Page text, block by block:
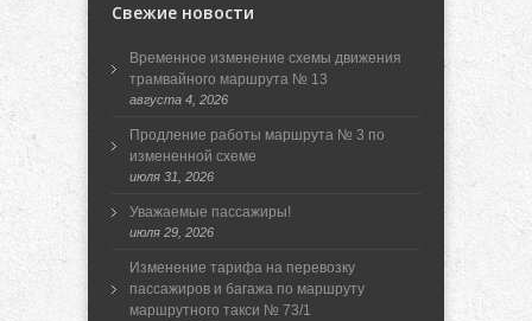
Свежие новости
Временное изменение схемы движения
трамвайного маршрута № 13
августа 4, 2026
Продление работы маршрута № 3 по
измененной схеме
июля 31, 2026
Уважаемые пассажиры!
июля 29, 2026
Изменение тарифа на перевозку
пассажиров и багажа по маршруту
маршрутного такси № 73/1